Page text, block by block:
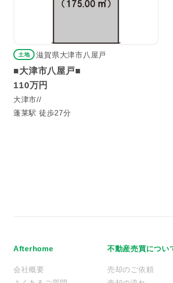
土地 滋賀県大津市八屋戸
■大津市八屋戸■
110万円
大津市
蓬莱駅 徒歩27分
Afterhome
会社概要
不動産売買につい
売却のご依頼